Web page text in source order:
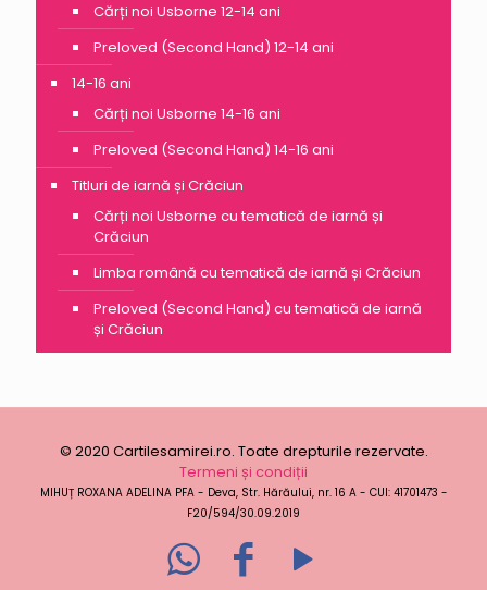
Cărți noi Usborne 12-14 ani
Preloved (Second Hand) 12-14 ani
14-16 ani
Cărți noi Usborne 14-16 ani
Preloved (Second Hand) 14-16 ani
Titluri de iarnă și Crăciun
Cărți noi Usborne cu tematică de iarnă și
Crăciun
Limba română cu tematică de iarnă și Crăciun
Preloved (Second Hand) cu tematică de iarnă
și Crăciun
© 2020 Cartilesamirei.ro. Toate drepturile rezervate.
Termeni și condiții
MIHUȚ ROXANA ADELINA PFA - Deva, Str. Hărăului, nr. 16 A - CUI: 41701473 -
F20/594/30.09.2019